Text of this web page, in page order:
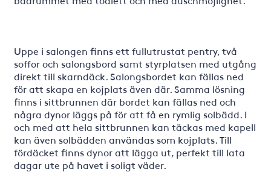
Uppe i salongen finns ett fullutrustat pentry, två
soffor och salongsbord samt styrplatsen med utgång
direkt till skarndäck. Salongsbordet kan fällas ned
för att skapa en kojplats även där. Samma lösning
finns i sittbrunnen där bordet kan fällas ned och
några dynor läggs på för att få en rymlig solbädd. I
och med att hela sittbrunnen kan täckas med kapell
kan även solbädden användas som kojplats. Till
fördäcket finns dynor att lägga ut, perfekt till lata
dagar ute på havet i soligt väder.